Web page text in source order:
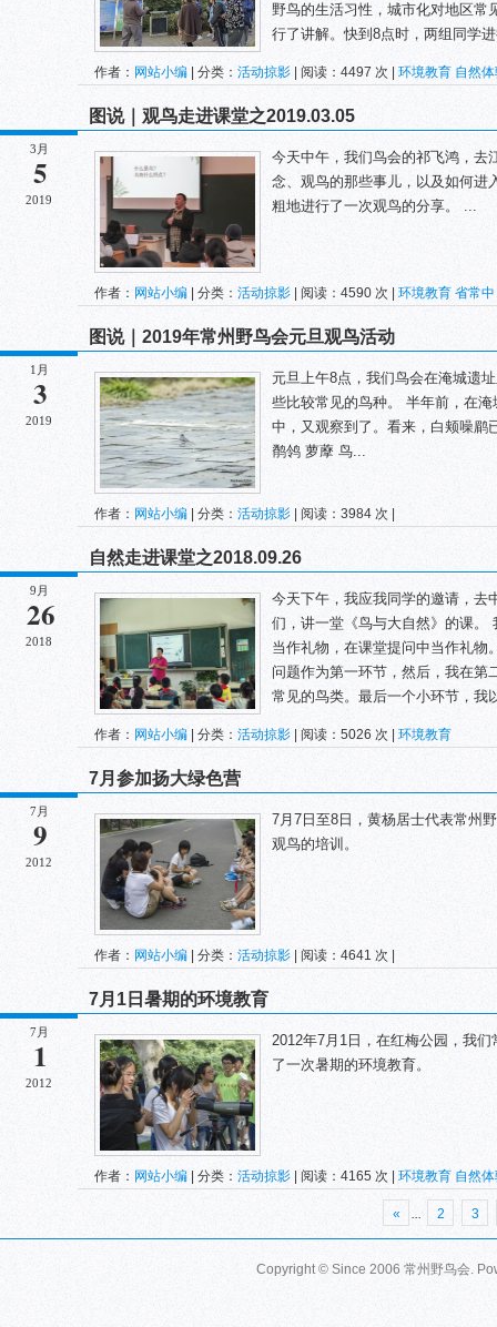
野鸟的生活习性，城市化对地区常
行了讲解。快到8点时，两组同学
作者： 网站小编 | 分类： 活动掠影 | 阅读：4497 次 | 环境教育 自然
3月
5
2019
图说｜观鸟走进课堂之2019.03.05
今天中午，我们鸟会的祁飞鸿，去
念、观鸟的那些事儿，以及如何进
粗地进行了一次观鸟的分享。 ...
作者： 网站小编 | 分类： 活动掠影 | 阅读：4590 次 | 环境教育 省常中
1月
3
2019
图说｜2019年常州野鸟会元旦观鸟活动
元旦上午8点，我们鸟会在淹城遗
些比较常见的鸟种。 半年前，在
中，又观察到了。看来，白颊噪鹛
鹡鸰 萝藦 鸟...
作者： 网站小编 | 分类： 活动掠影 | 阅读：3984 次 |
9月
26
2018
自然走进课堂之2018.09.26
今天下午，我应我同学的邀请，去
们，讲一堂《鸟与大自然》的课。
当作礼物，在课堂提问中当作礼物
问题作为第一环节，然后，我在第
常见的鸟类。最后一个小环节，
作者： 网站小编 | 分类： 活动掠影 | 阅读：5026 次 | 环境教育
7月
9
2012
7月参加扬大绿色营
7月7日至8日，黄杨居士代表常州
观鸟的培训。
作者： 网站小编 | 分类： 活动掠影 | 阅读：4641 次 |
7月
1
2012
7月1日暑期的环境教育
2012年7月1日，在红梅公园，我
了一次暑期的环境教育。
作者： 网站小编 | 分类： 活动掠影 | 阅读：4165 次 | 环境教育 自然
« ... 2 3
Copyright © Since 2006 常州野鸟会.